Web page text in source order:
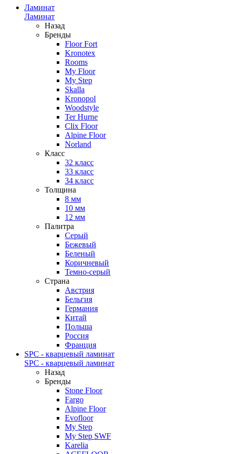
Ламинат
Ламинат
Назад
Бренды
Floor Fort
Kronotex
Rooms
My Floor
My Step
Skalla
Kronopol
Woodstyle
Ter Hurne
Clix Floor
Alpine Floor
Norland
Класс
32 класс
33 класс
34 класс
Толщина
8 мм
10 мм
12 мм
Палитра
Серый
Бежевый
Беленый
Коричневый
Темно-серый
Страна
Австрия
Бельгия
Германия
Китай
Польша
Россия
Франция
SPC - кварцевый ламинат
SPC - кварцевый ламинат
Назад
Бренды
Stone Floor
Fargo
Alpine Floor
Evofloor
My Step
My Step SWF
Karelia